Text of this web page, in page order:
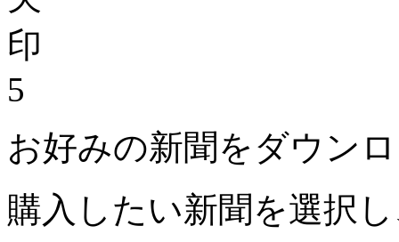
5
お好みの新聞をダウン
購入したい新聞を選択